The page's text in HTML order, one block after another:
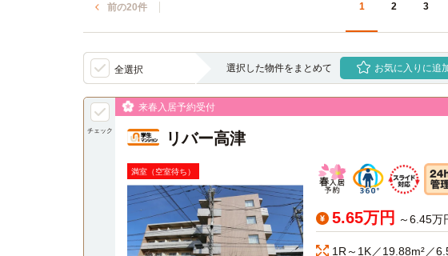
前の20件 1 2 3
全選択 選択した物件をまとめて お気に入りに追
チェック
来春入居予約受付
リバー高津
満室（空室待ち）
5.65万円 ～6.45万
1R～1K／19.88m²／